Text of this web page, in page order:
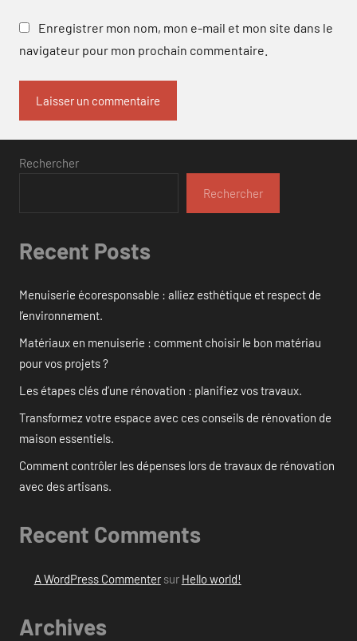
Enregistrer mon nom, mon e-mail et mon site dans le
navigateur pour mon prochain commentaire.
Rechercher
Rechercher
Recent Posts
Menuiserie écoresponsable : alliez esthétique et respect de
l’environnement.
Matériaux en menuiserie : comment choisir le bon matériau
pour vos projets ?
Les étapes clés d’une rénovation : planifiez vos travaux.
Transformez votre espace avec ces conseils de rénovation de
maison essentiels.
Comment contrôler les dépenses lors de travaux de rénovation
avec des artisans.
Recent Comments
A WordPress Commentersur Hello world!
Archives